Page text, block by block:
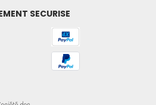
SECURISE